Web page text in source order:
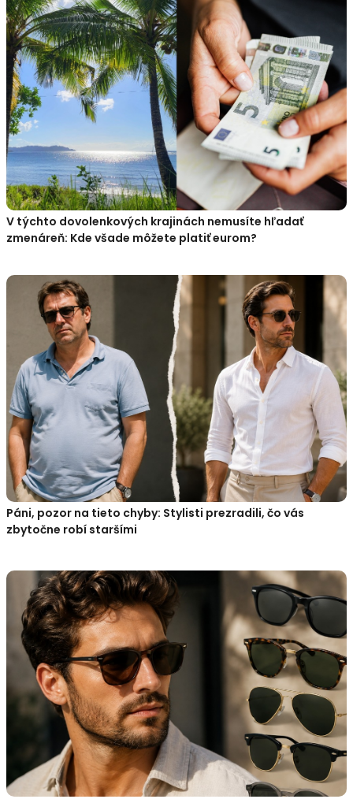
V týchto dovolenkových krajinách nemusíte hľadať
zmenáreň: Kde všade môžete platiť eurom?
Páni, pozor na tieto chyby: Stylisti prezradili, čo vás
zbytočne robí staršími